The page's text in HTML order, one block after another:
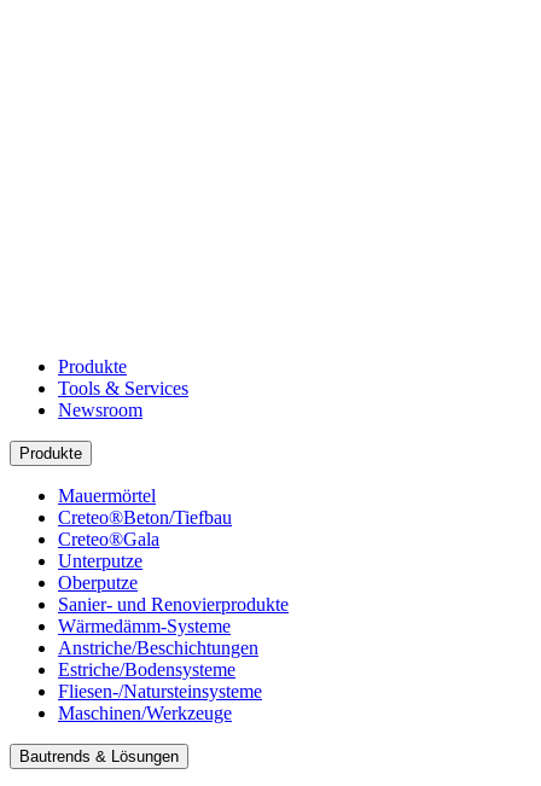
Produkte
Tools & Services
Newsroom
Produkte
Mauermörtel
Creteo®Beton/Tiefbau
Creteo®Gala
Unterputze
Oberputze
Sanier- und Renovierprodukte
Wärmedämm-Systeme
Anstriche/Beschichtungen
Estriche/Bodensysteme
Fliesen-/Natursteinsysteme
Maschinen/Werkzeuge
Bautrends & Lösungen